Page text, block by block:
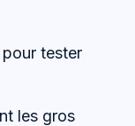
pour tester
les gros